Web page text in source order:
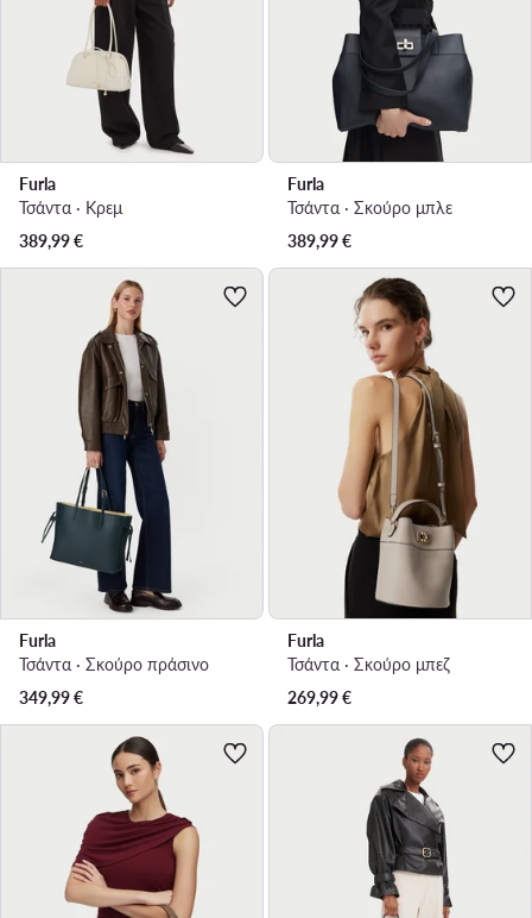
Furla
Τσάντα · Κρεμ
389,99€
Furla
Τσάντα · Σκούρο μπλε
389,99€
Furla
Τσάντα · Σκούρο πράσινο
349,99€
Furla
Τσάντα · Σκούρο μπεζ
269,99€